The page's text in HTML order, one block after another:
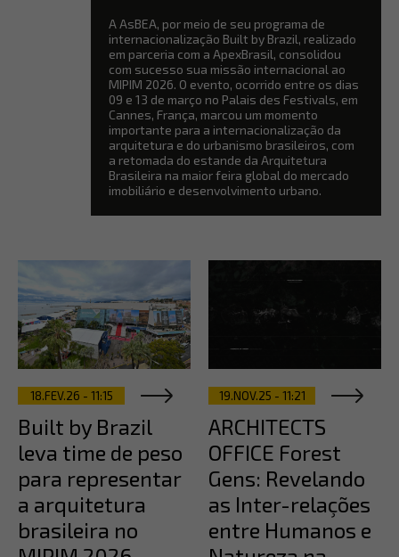
A AsBEA, por meio de seu programa de
internacionalização Built by Brazil, realizado
em parceria com a ApexBrasil, consolidou
com sucesso sua missão internacional ao
MIPIM 2026. O evento, ocorrido entre os dias
09 e 13 de março no Palais des Festivals, em
Cannes, França, marcou um momento
importante para a internacionalização da
arquitetura e do urbanismo brasileiros, com
a retomada do estande da Arquitetura
Brasileira na maior feira global do mercado
imobiliário e desenvolvimento urbano.
18.FEV.26 - 11:15
Built by Brazil
leva time de peso
para representar
a arquitetura
brasileira no
19.NOV.25 - 11:21
ARCHITECTS
OFFICE Forest
Gens: Revelando
as Inter-relações
entre Humanos e